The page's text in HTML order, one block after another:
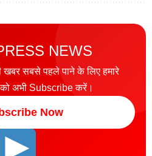
NEWS
खबर सबसे पहले पाने के लिए हमारे
अभी Subscribe करें।
Now